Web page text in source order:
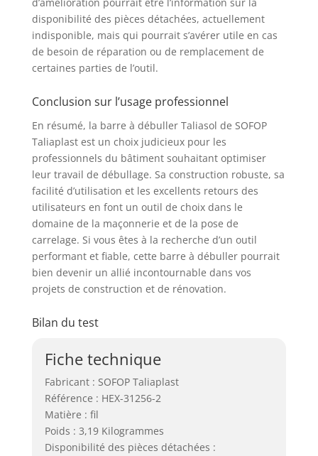
disponibilité des pièces détachées, actuellement
indisponible, mais qui pourrait s’avérer utile en cas
de besoin de réparation ou de remplacement de
certaines parties de l’outil.
Conclusion sur l’usage professionnel
En résumé, la barre à débuller Taliasol de SOFOP
Taliaplast est un choix judicieux pour les
professionnels du bâtiment souhaitant optimiser
leur travail de débullage. Sa construction robuste, sa
facilité d’utilisation et les excellents retours des
utilisateurs en font un outil de choix dans le
domaine de la maçonnerie et de la pose de
carrelage. Si vous êtes à la recherche d’un outil
performant et fiable, cette barre à débuller pourrait
bien devenir un allié incontournable dans vos
projets de construction et de rénovation.
Bilan du test
Fiche technique
Fabricant : SOFOP Taliaplast
Référence : HEX-31256-2
Matière : fil
Poids : 3,19 Kilogrammes
Disponibilité des pièces détachées :